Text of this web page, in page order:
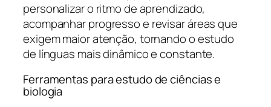
personalizar o ritmo de aprendizado,
acompanhar progresso e revisar áreas que
exigem maior atenção, tornando o estudo
de línguas mais dinâmico e constante.
Ferramentas para estudo de ciências e
biologia